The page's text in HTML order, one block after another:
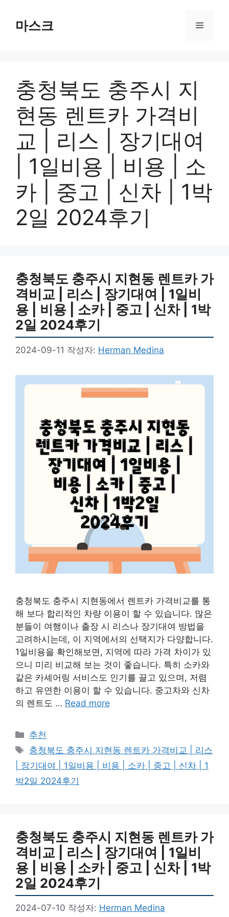
마스크 메
충청북도 충주시 지
현동 렌트카 가격비
교 | 리스 | 장기대여
| 1일비용 | 비용 | 소
카 | 중고 | 신차 | 1박
2일 2024후기
충청북도 충주시 지현동 렌트카 가
격비교 | 리스 | 장기대여 | 1일비
용 | 비용 | 소카 | 중고 | 신차 | 1박
2일 2024후기
2024-09-11 작성자: Herman Medina
충청북도 충주시 지현동에서 렌트카 가격비교를 통
해 보다 합리적인 차량 이용이 할 수 있습니다. 많은
분들이 여행이나 출장 시 리스나 장기대여 방법을
고려하시는데, 이 지역에서의 선택지가 다양합니다.
1일비용을 확인해보면, 지역에 따라 가격 차이가 있
으니 미리 비교해 보는 것이 좋습니다. 특히 소카와
같은 카셰어링 서비스도 인기를 끌고 있으며, 저렴
하고 유연한 이용이 할 수 있습니다. 중고차와 신차
의 렌트도 … Read more
카
테
고
리
추천
태
그
충청북도 충주시 지현동 렌트카 가격비교 | 리스
| 장기대여 | 1일비용 | 비용 | 소카 | 중고 | 신차 | 1
박2일 2024후기
충청북도 충주시 지현동 렌트카 가
격비교 | 리스 | 장기대여 | 1일비
용 | 비용 | 소카 | 중고 | 신차 | 1박
2일 2024후기
2024-07-10 작성자: Herman Medina